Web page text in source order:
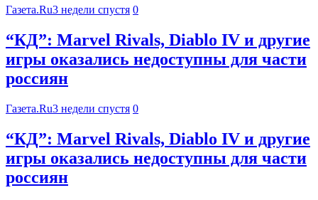
Газета.Ru3 недели спустя 0
“КД”: Marvel Rivals, Diablo IV и другие
игры оказались недоступны для части
россиян
Газета.Ru3 недели спустя 0
“КД”: Marvel Rivals, Diablo IV и другие
игры оказались недоступны для части
россиян